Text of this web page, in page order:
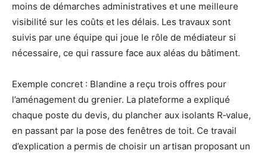
moins de démarches administratives et une meilleure
visibilité sur les coûts et les délais. Les travaux sont
suivis par une équipe qui joue le rôle de médiateur si
nécessaire, ce qui rassure face aux aléas du bâtiment.
Exemple concret : Blandine a reçu trois offres pour
l’aménagement du grenier. La plateforme a expliqué
chaque poste du devis, du plancher aux isolants R‑value,
en passant par la pose des fenêtres de toit. Ce travail
d’explication a permis de choisir un artisan proposant un